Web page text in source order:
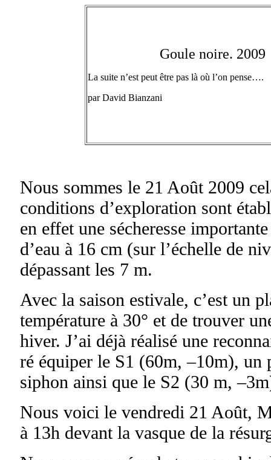
Goule noire. 2009
La suite n’est peut être pas là où l’on pense….
par David Bianzani
Nous sommes le 21 Août 2009
conditions d’exploration sont
en effet une sécheresse
d’eau à 16 cm (sur l’échelle de
dépassant les 7 m.
Avec la saison estivale, c’est un
température à 30° et de trouver
hiver. J’ai déjà réalisé une
ré équiper le S1 (60m, –10m), un
siphon ainsi que le S2 (30 m,
Nous voici le vendredi 21 Août,
à 13h devant la vasque de la